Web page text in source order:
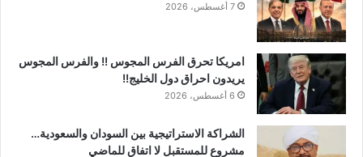
7 أغسطس، 2026
امريكا تحرق الفرس المجوس !! والفرس المجوس
يريدون احراق دول الخليج!!
6 أغسطس، 2026
الشراكة الاستراتيجية بين السودان والسعودية…
مشروع للمستقبل لا اتفاق للماضي